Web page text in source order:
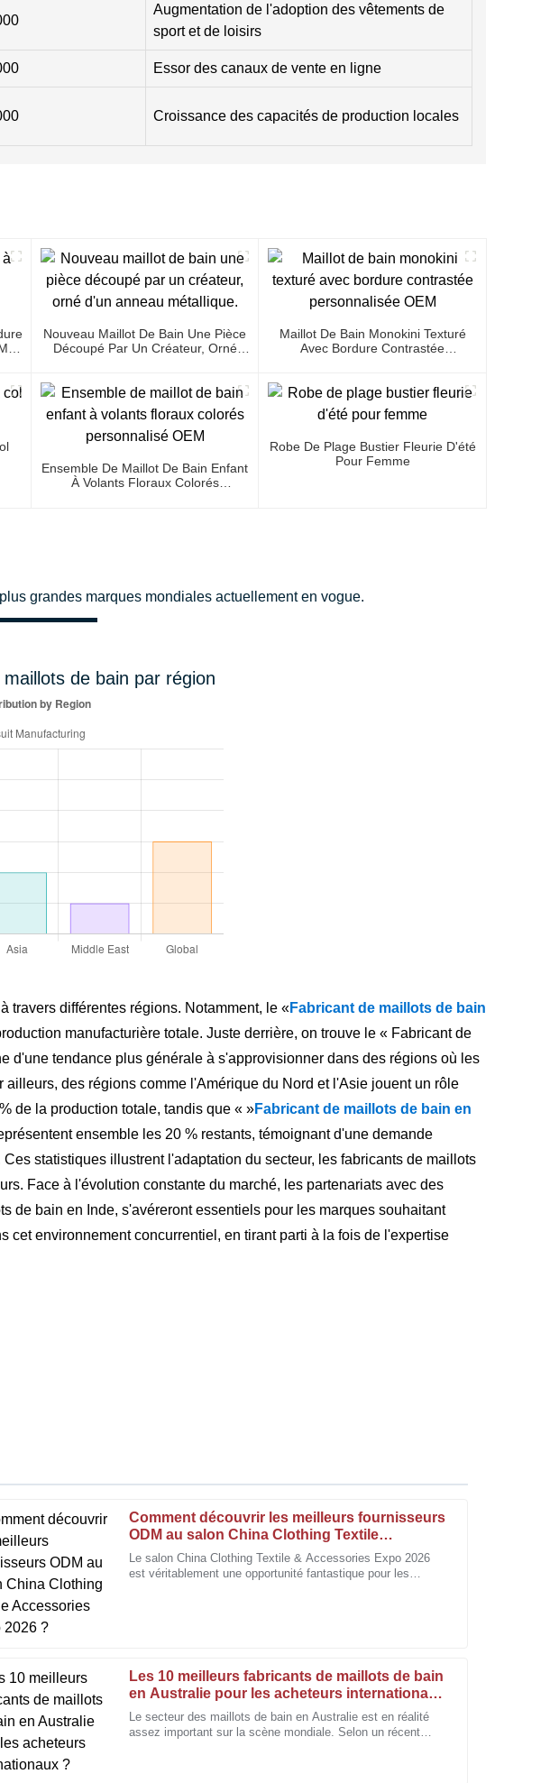
Augmentation de l'adoption des vêtements de
sport et de loisirs
Essor des canaux de vente en ligne
Croissance des capacités de production locales
Nouveau Maillot De Bain Une Pièce
Découpé Par Un Créateur, Orné
Maillot De Bain Monokini Texturé
Avec Bordure Contrastée
Ensemble De Maillot De Bain Enfant
À Volants Floraux Colorés
Robe De Plage Bustier Fleurie D'été
Pour Femme
grandes marques mondiales actuellement en vogue.
de bain par région
travers différentes régions. Notamment, le «Fabricant de maillots de bain
manufacturière totale. Juste derrière, on trouve le « Fabricant de
d'une tendance plus générale à s'approvisionner dans des régions où les
des régions comme l'Amérique du Nord et l'Asie jouent un rôle
de la production totale, tandis que « »Fabricant de maillots de bain en
ensemble les 20 % restants, témoignant d'une demande
statistiques illustrent l'adaptation du secteur, les fabricants de maillots
Face à l'évolution constante du marché, les partenariats avec des
de bain en Inde, s'avéreront essentiels pour les marques souhaitant
environnement concurrentiel, en tirant parti à la fois de l'expertise
Comment découvrir les meilleurs fournisseurs
ODM au salon China Clothing Textile
Accessories Expo 2026 ?
Le salon China Clothing Textile & Accessories Expo 2026
est véritablement une opportunité fantastique pour les
Les 10 meilleurs fabricants de maillots de bain
en Australie pour les acheteurs internationaux
?Le secteur des maillots de bain en Australie est en réalité
assez important sur la scène mondiale. Selon un récent
Jessica
Miller
fantastique ! Le service après-vente a été rapide et le personnel très
Victoria
Perry
extrêmement satisfait de la qualité du produit et du professionnalisme de
après-vente.